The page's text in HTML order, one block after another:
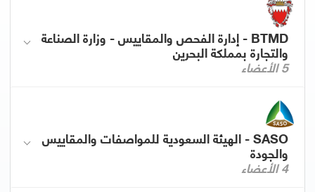
BTMD - إدارة الفحص والمقاييس - وزارة الصناعة
والتجارة بمملكة البحرين
5 الأعضاء
SASO - الهيئة السعودية للمواصفات والمقاييس
والجودة
4 الأعضاء